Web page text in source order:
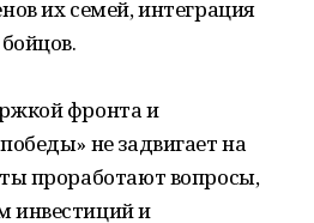
их семей, интеграция
фронта и
не задвигает на
проработают вопросы,
инвестиций и